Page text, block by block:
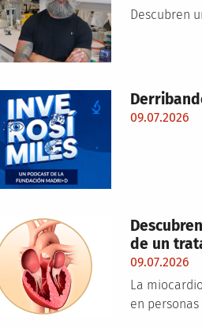
Descubren
09.07.2026
de un
09.07.2026
La
en